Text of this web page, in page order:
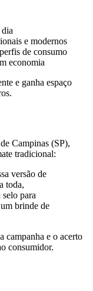
e modernos
de consumo
economia
e ganha espaço
Campinas (SP),
tradicional:
versão de
toda,
para
brinde de
campanha e o acerto
consumidor.